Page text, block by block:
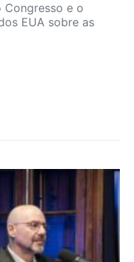
Congresso e o
EUA sobre as